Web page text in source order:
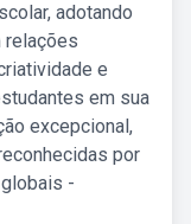
adotando
relações
e
em sua
excepcional,
por
-